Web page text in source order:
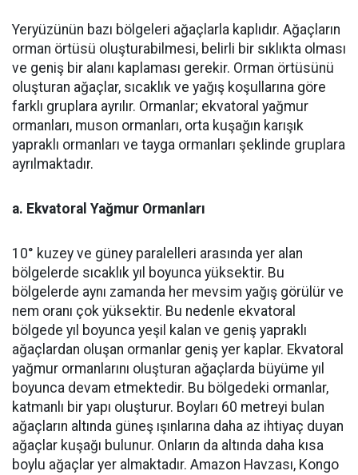
Yeryüzünün bazı bölgeleri ağaçlarla kaplıdır. Ağaçların
orman örtüsü oluşturabilmesi, belirli bir sıklıkta olması
ve geniş bir alanı kaplaması gerekir. Orman örtüsünü
oluşturan ağaçlar, sıcaklık ve yağış koşullarına göre
farklı gruplara ayrılır. Ormanlar; ekvatoral yağmur
ormanları, muson ormanları, orta kuşağın karışık
yapraklı ormanları ve tayga ormanları şeklinde gruplara
ayrılmaktadır.
a. Ekvatoral Yağmur Ormanları
10° kuzey ve güney paralelleri arasında yer alan
bölgelerde sıcaklık yıl boyunca yüksektir. Bu
bölgelerde aynı zamanda her mevsim yağış görülür ve
nem oranı çok yüksektir. Bu nedenle ekvatoral
bölgede yıl boyunca yeşil kalan ve geniş yapraklı
ağaçlardan oluşan ormanlar geniş yer kaplar. Ekvatoral
yağmur ormanlarını oluşturan ağaçlarda büyüme yıl
boyunca devam etmektedir. Bu bölgedeki ormanlar,
katmanlı bir yapı oluşturur. Boyları 60 metreyi bulan
ağaçların altında güneş ışınlarına daha az ihtiyaç duyan
ağaçlar kuşağı bulunur. Onların da altında daha kısa
boylu ağaçlar yer almaktadır. Amazon Havzası, Kongo